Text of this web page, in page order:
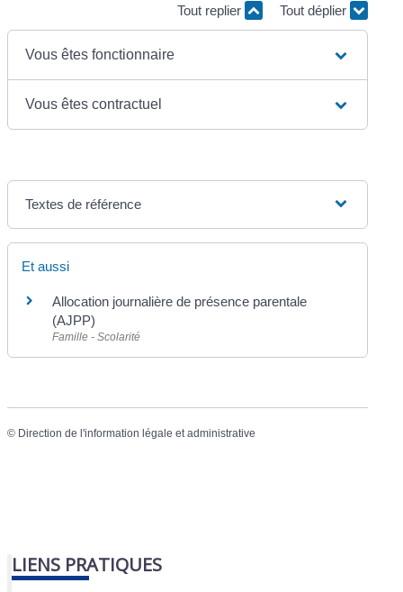
Tout replier Tout déplier
Vous êtes fonctionnaire
Vous êtes contractuel
Textes de référence
Et aussi
Allocation journalière de présence parentale
(AJPP)
Famille - Scolarité
© Direction de l'information légale et administrative
LIENS PRATIQUES